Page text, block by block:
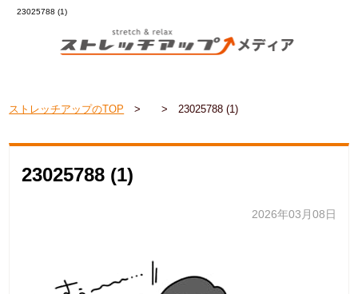
23025788 (1)
ストレッチアップのTOP > > 23025788 (1)
23025788 (1)
2026年03月08日